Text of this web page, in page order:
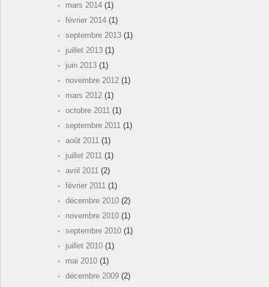
mars 2014 (1)
février 2014 (1)
septembre 2013 (1)
juillet 2013 (1)
juin 2013 (1)
novembre 2012 (1)
mars 2012 (1)
octobre 2011 (1)
septembre 2011 (1)
août 2011 (1)
juillet 2011 (1)
avril 2011 (2)
février 2011 (1)
décembre 2010 (2)
novembre 2010 (1)
septembre 2010 (1)
juillet 2010 (1)
mai 2010 (1)
décembre 2009 (2)